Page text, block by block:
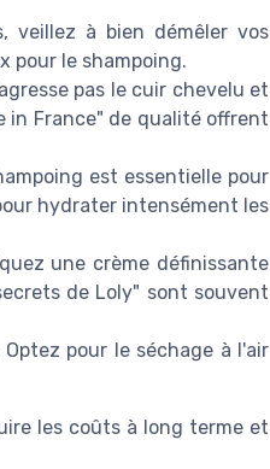
veillez à bien démêler vos
pour le shampoing.
pas le cuir chevelu et
in France" de qualité offrent
est essentielle pour
hydrater intensément les
une crème définissante
de Loly" sont souvent
pour le séchage à l'air
les coûts à long terme et